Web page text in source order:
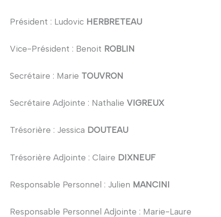
Président : Ludovic HERBRETEAU
Vice-Président : Benoit ROBLIN
Secrétaire : Marie TOUVRON
Secrétaire Adjointe : Nathalie VIGREUX
Trésorière : Jessica DOUTEAU
Trésorière Adjointe : Claire DIXNEUF
Responsable Personnel : Julien MANCINI
Responsable Personnel Adjointe : Marie-Laure